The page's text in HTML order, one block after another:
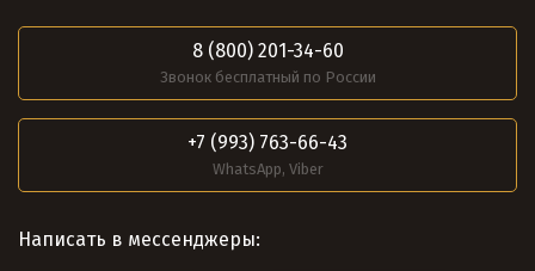
8 (800) 201-34-60
Звонок бесплатный по России
+7 (993) 763-66-43
WhatsApp, Viber
Написать в мессенджеры: